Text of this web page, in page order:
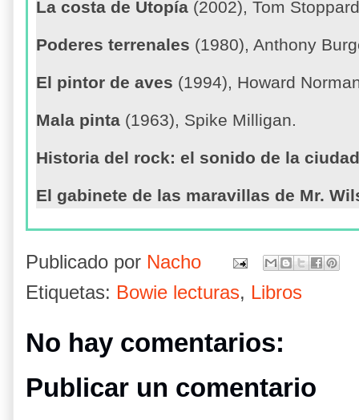
La costa de Utopía (2002), Tom
Poderes terrenales (1980), Anthony
El pintor de aves (1994), Howard
Mala pinta (1963), Spike Milligan.
Historia del rock: el sonido de la ciudad
El gabinete de las maravillas de Mr.
Publicado por Nacho
Etiquetas: Bowie lecturas, Libros
No hay comentarios:
Publicar un comentario